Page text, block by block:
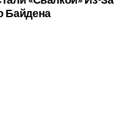
Байдена